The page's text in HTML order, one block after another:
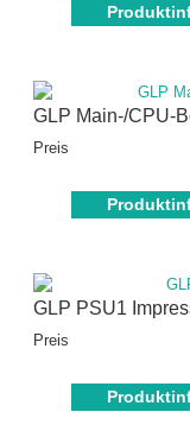
GLP Main-/CPU-
Preis
GLP PSU1
Preis